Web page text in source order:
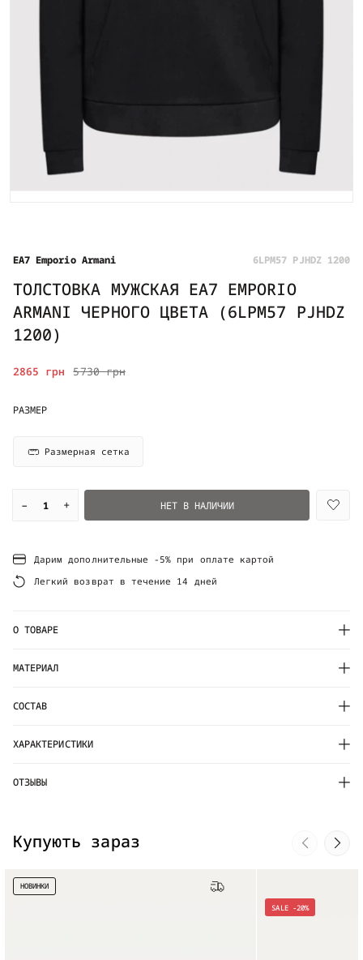
EA7 Emporio Armani 6LPM57 PJHDZ 1200
ТОЛСТОВКА МУЖСКАЯ EA7 EMPORIO
ARMANI ЧЕРНОГО ЦВЕТА (6LPM57 PJHDZ
1200)
5730 грн
2865 грн
РАЗМЕР
Размерная сетка
– + НЕТ В НАЛИЧИИ
Дарим дополнительные -5% при оплате картой
Легкий возврат в течение 14 дней
О ТОВАРЕ
МАТЕРИАЛ
СОСТАВ
ХАРАКТЕРИСТИКИ
ОТЗЫВЫ
Купують зараз
НОВИНКИ
SALE -20%